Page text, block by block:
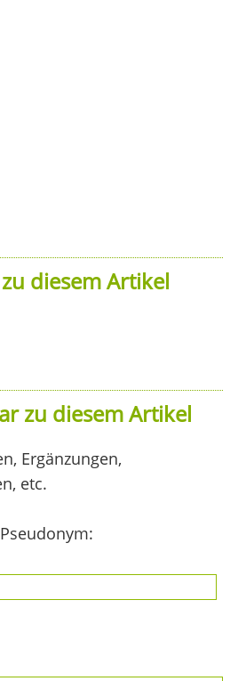
diesem Artikel
zu diesem Artikel
Ergänzungen,
etc.